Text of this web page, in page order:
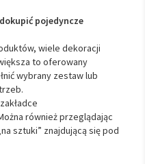
pojedyncze
wiele dekoracji
to oferowany
wybrany zestaw lub
również przeglądając
sztuki” znajdującą się pod